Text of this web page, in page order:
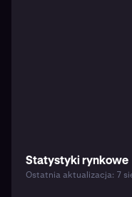
Statystyki rynkowe
Ostatnia aktualizacja: 7